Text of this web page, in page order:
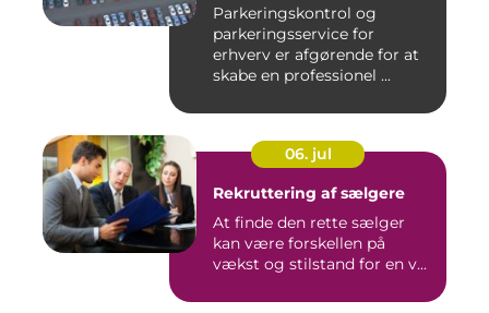
Parkeringskontrol og
parkeringsservice for
erhverv er afgørende for at
skabe en professionel ...
06. jul
Rekruttering af sælgere
At finde den rette sælger
kan være forskellen på
vækst og stilstand for en v...